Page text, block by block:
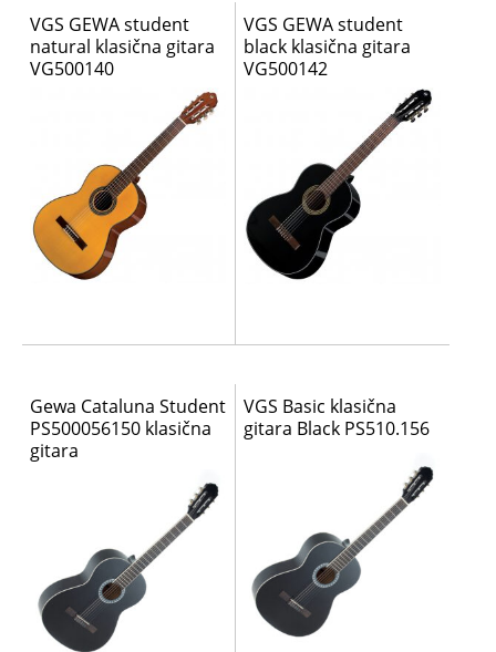
VGS GEWA student
natural klasična gitara
VG500140
VGS GEWA student
black klasična gitara
VG500142
Gewa Cataluna Student
PS500056150 klasična
gitara
VGS Basic klasična
gitara Black PS510.156